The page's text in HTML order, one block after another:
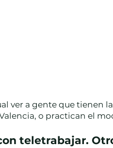
ver a gente que tienen
o practican el
teletrabajar.